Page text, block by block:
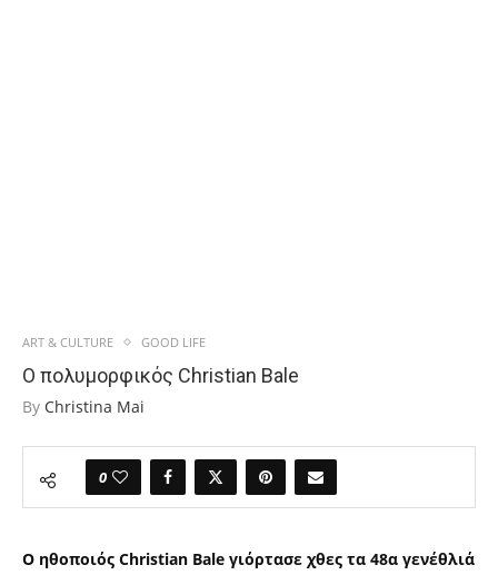
ART & CULTURE GOOD LIFE
Ο πολυμορφικός Christian Bale
By Christina Mai
0
Ο ηθοποιός Christian Bale γιόρτασε χθες τα 48α γενέθλιά